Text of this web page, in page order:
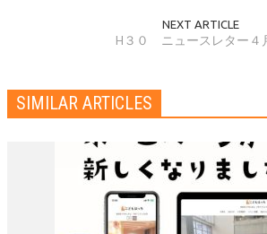
NEXT ARTICLE
H３０ ニュースレター４
SIMILAR ARTICLES